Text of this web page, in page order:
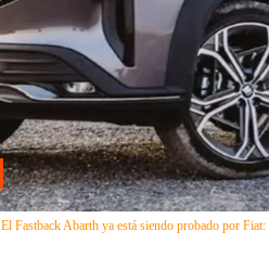
El Fastback Abarth ya está siendo probado por Fiat: